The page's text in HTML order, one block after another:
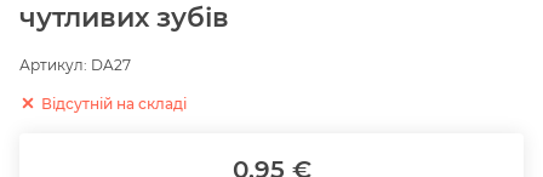
чутливих зубів
Артикул: DA27
Відсутній на складі
0.95 €